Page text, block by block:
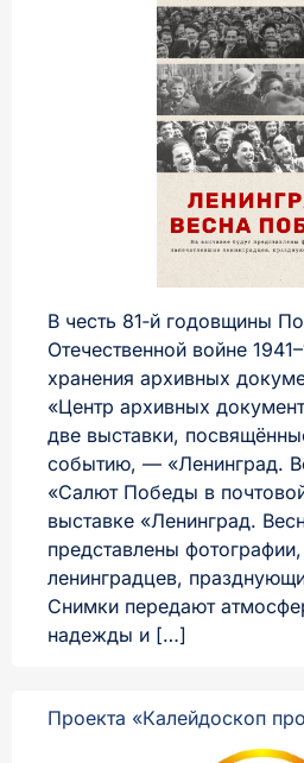
В честь 81‑й годовщины
Отечественной войне
хранения архивных
«Центр архивных
две выставки,
событию, — «Ленинград.
«Салют Победы в
выставке «Ленинград.
представлены
ленинградцев,
Снимки передают
надежды и […]
Проекта «Калейдоскоп